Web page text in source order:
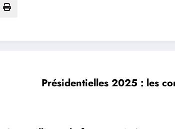
Présidentielles 2025 : les